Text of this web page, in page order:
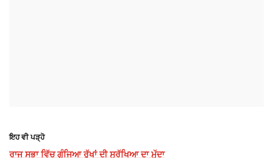
ਇਹ ਵੀ ਪੜ੍ਹੋ
ਰਾਜ ਸਭਾ ਵਿੱਚ ਗੂੰਜਿਆ ਰੁੱਖਾਂ ਦੀ ਸੁਰੱਖਿਆ ਦਾ ਮੁੱਦਾ